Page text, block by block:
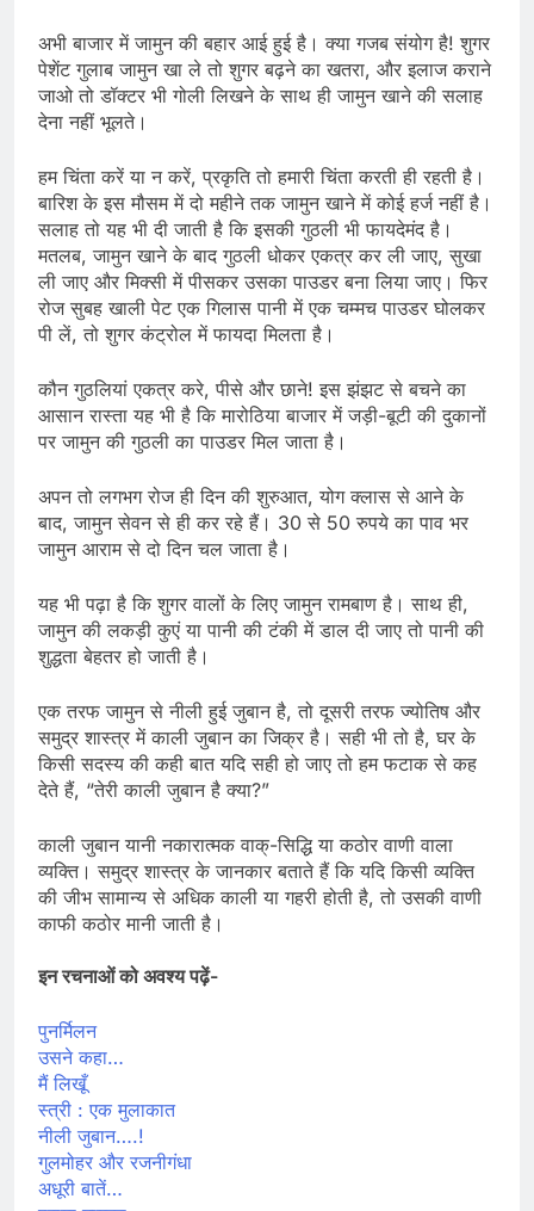
अभी बाजार में जामुन की बहार आई हुई है। क्या गजब संयोग है! शुगर
पेशेंट गुलाब जामुन खा ले तो शुगर बढ़ने का खतरा, और इलाज कराने
जाओ तो डॉक्टर भी गोली लिखने के साथ ही जामुन खाने की सलाह
देना नहीं भूलते।
हम चिंता करें या न करें, प्रकृति तो हमारी चिंता करती ही रहती है।
बारिश के इस मौसम में दो महीने तक जामुन खाने में कोई हर्ज नहीं है।
सलाह तो यह भी दी जाती है कि इसकी गुठली भी फायदेमंद है।
मतलब, जामुन खाने के बाद गुठली धोकर एकत्र कर ली जाए, सुखा
ली जाए और मिक्सी में पीसकर उसका पाउडर बना लिया जाए। फिर
रोज सुबह खाली पेट एक गिलास पानी में एक चम्मच पाउडर घोलकर
पी लें, तो शुगर कंट्रोल में फायदा मिलता है।
कौन गुठलियां एकत्र करे, पीसे और छाने! इस झंझट से बचने का
आसान रास्ता यह भी है कि मारोठिया बाजार में जड़ी-बूटी की दुकानों
पर जामुन की गुठली का पाउडर मिल जाता है।
अपन तो लगभग रोज ही दिन की शुरुआत, योग क्लास से आने के
बाद, जामुन सेवन से ही कर रहे हैं। 30 से 50 रुपये का पाव भर
जामुन आराम से दो दिन चल जाता है।
यह भी पढ़ा है कि शुगर वालों के लिए जामुन रामबाण है। साथ ही,
जामुन की लकड़ी कुएं या पानी की टंकी में डाल दी जाए तो पानी की
शुद्धता बेहतर हो जाती है।
एक तरफ जामुन से नीली हुई जुबान है, तो दूसरी तरफ ज्योतिष और
समुद्र शास्त्र में काली जुबान का जिक्र है। सही भी तो है, घर के
किसी सदस्य की कही बात यदि सही हो जाए तो हम फटाक से कह
देते हैं, “तेरी काली जुबान है क्या?”
काली जुबान यानी नकारात्मक वाक्-सिद्धि या कठोर वाणी वाला
व्यक्ति। समुद्र शास्त्र के जानकार बताते हैं कि यदि किसी व्यक्ति
की जीभ सामान्य से अधिक काली या गहरी होती है, तो उसकी वाणी
काफी कठोर मानी जाती है।
इन रचनाओं को अवश्य पढ़ें-
पुनर्मिलन
उसने कहा…
मैं लिखूँ
स्त्री : एक मुलाकात
नीली जुबान….!
गुलमोहर और रजनीगंधा
अधूरी बातें…